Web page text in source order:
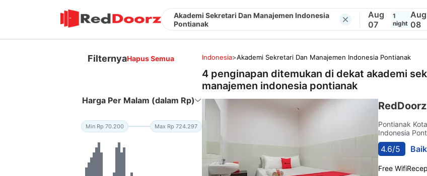
Akademi Sekretari Dan Manajemen Indonesia
Pontianak
Aug
07
1
night
Aug
08
FilternyaHapus Semua
Harga Per Malam (dalam Rp)
Min Rp 70.200 Max Rp 724.297
Indonesia>Akademi Sekretari Dan Manajemen Indonesia Pontianak
4 penginapan ditemukan di dekat akademi
manajemen indonesia pontianak
Pontianak
Indonesia
4.6/5 Baik
Free Wifi